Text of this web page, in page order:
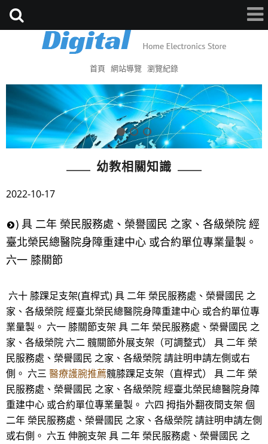
首頁 網站導覽 瀏覽紀錄
幼教相關知識
2022-10-17
) 具 二年 榮民服務處、榮譽國民 之家、各級榮院 經
臺北榮民總醫院身障重建中心 或合約單位專業量製。
六一 膝關節
六十 膝踝足支架(直桿式) 具 二年 榮民服務處、榮譽國民 之
家、各級榮院 經臺北榮民總醫院身障重建中心 或合約單位專
業量製。 六一 膝關節支架 具 二年 榮民服務處、榮譽國民 之
家、各級榮院 六二 髖關節外展支架（可調整式） 具 二年 榮
民服務處、榮譽國民 之家、各級榮院 請註明申請左側或右
側。 六三 醫療護腕推薦髖膝踝足支架（直桿式） 具 二年 榮
民服務處、榮譽國民 之家、各級榮院 經臺北榮民總醫院身障
重建中心 或合約單位專業量製。 六四 拇指外翻夜間支架 個
二年 榮民服務處、榮譽國民 之家、各級榮院 請註明申請左側
或右側。 六五 伸腕支架 具 二年 榮民服務處、榮譽國民 之